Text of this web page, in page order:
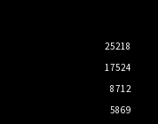
25218
17524
8712
5869